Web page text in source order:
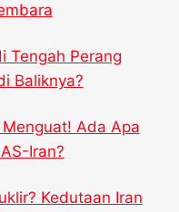
Tengah Perang
Baliknya?
Ada Apa
Iran?
Kedutaan Iran